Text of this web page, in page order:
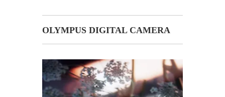
OLYMPUS DIGITAL CAMERA